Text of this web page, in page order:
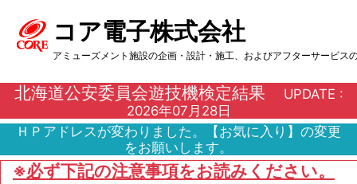
コア電子株式会社
アミューズメント施設の企画・設計・施工、およびアフターサービス
北海道公安委員会遊技機検定結果
UPDATE :
2026年07月28日
ＨＰアドレスが変わりました。【お気に入り】の変更
をお願いします。
※必ず下記の注意事項をお読みください。